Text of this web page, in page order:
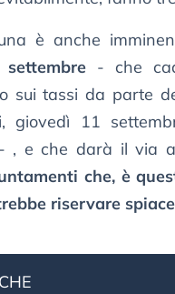
è anche
- che
sui tassi da parte
giovedì 11
, e che darà il via
che, è
riservare